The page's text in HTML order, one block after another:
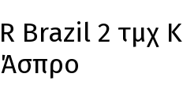
Brazil 2 τμχ